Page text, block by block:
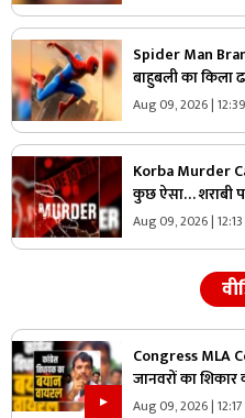
Spider Man
बाहुबली का किला
रिकॉर्ड किया
Aug 09, 2026 |
Korba Murder
कुछ ऐसा… शराबी
Aug 09, 2026 |
Congress MLA
जानवरों का
ने दिया विवादित
Aug 09, 2026 |